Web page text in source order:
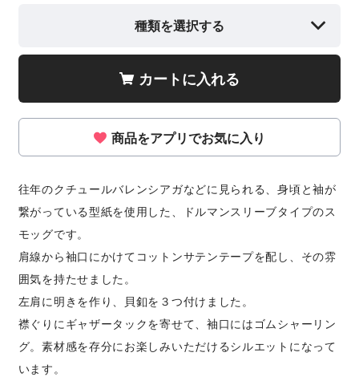
種類を選択する
カートに入れる
商品をアプリでお気に入り
往年のクチュールバレンシアガなどに見られる、身頃と袖が
繋がっている型紙を使用した、ドルマンスリーブタイプのス
モッグです。
肩線から袖口にかけてコットンサテンテープを配し、その雰
囲気を持たせました。
左肩に明きを作り、貝釦を３つ付けました。
襟ぐりにギャザータックを寄せて、袖口にはゴムシャーリン
グ。素材感を存分にお楽しみいただけるシルエットになって
います。